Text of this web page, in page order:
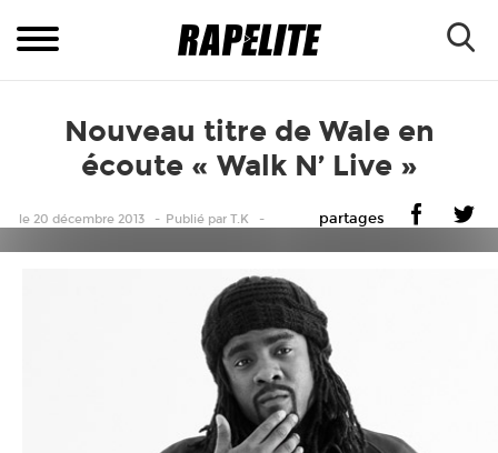
Nouveau titre de Wale en
écoute « Walk N’ Live »
le 20 décembre 2013 Publiépar T.K partages